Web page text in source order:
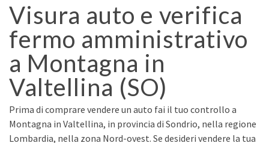
Visura auto e verifica
fermo amministrativo
a Montagna in
Valtellina (SO)
Prima di comprare vendere un auto fai il tuo controllo a
Montagna in Valtellina, in provincia di Sondrio, nella regione
Lombardia, nella zona Nord-ovest. Se desideri vendere la tua